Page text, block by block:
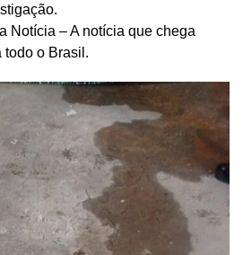
Notícia – A notícia que chega
todo o Brasil.